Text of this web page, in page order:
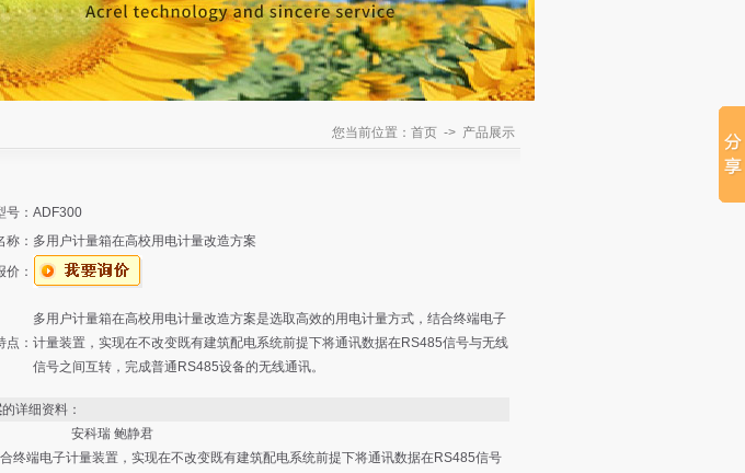
您当前位置：首页 -> 产品展示
号： ADF300
称： 多用户计量箱在高校用电计量改造方案
价：
点：
多用户计量箱在高校用电计量改造方案是选取高效的用电计量方式，结合终端电子
计量装置，实现在不改变既有建筑配电系统前提下将通讯数据在RS485信号与无线
信号之间互转，完成普通RS485设备的无线通讯。
的详细资料：
安科瑞 鲍静君
终端电子计量装置，实现在不改变既有建筑配电系统前提下将通讯数据在RS485信号